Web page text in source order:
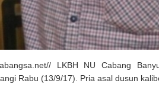
LKBH NU Cabang
Rabu (13/9/17). Pria asal dusun